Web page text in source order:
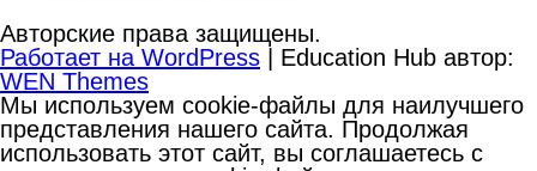
Авторские права защищены.
Работает на WordPress
Education Hub автор:
WEN Themes
Мы используем cookie-файлы для наилучшего
представления нашего сайта. Продолжая
использовать этот сайт, вы соглашаетесь с